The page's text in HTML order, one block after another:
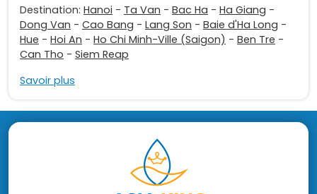
Destination: Hanoi - Ta Van - Bac Ha - Ha Giang -
Dong Van - Cao Bang - Lang Son - Baie d'Ha Long -
Hue - Hoi An - Ho Chi Minh-Ville (Saigon) - Ben Tre -
Can Tho - Siem Reap
Savoir plus